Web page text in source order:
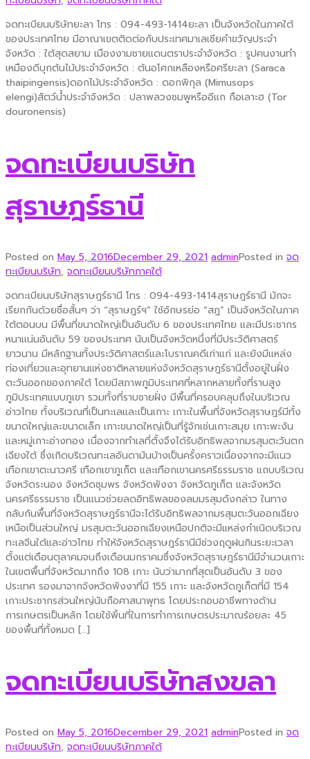
จดทะเบียนบริษัทยะลา โทร : 094-493-1414ยะลา เป็นจังหวัดในภาคใต้
ของประเทศไทย มีอาณาเขตติดต่อกับประเทศมาเลเซียคำขวัญประจำ
จังหวัด : ใต้สุดสยาม เมืองงามชายแดนตราประจำจังหวัด : รูปคนงานทำ
เหมืองดีบุกต้นไม้ประจำจังหวัด : ต้นอโศกเหลืองหรือศรียะลา (Saraca
thaipingensis)ดอกไม้ประจำจังหวัด : ดอกพิกุล (Mimusops
elengi)สัตว์น้ำประจำจังหวัด : ปลาพลวงชมพูหรืออีแก กือเลาะฮ (Tor
douronensis)
จดทะเบียนบริษัท
สุราษฎร์ธานี
Posted on May 5, 2016December 29, 2021 adminPosted in จด
ทะเบียนบริษัท, จดทะเบียนบริษัทภาคใต้
จดทะเบียนบริษัทสุราษฎร์ธานี โทร : 094-493-1414สุราษฎร์ธานี มักจะ
เรียกกันด้วยชื่อสั้นๆ ว่า “สุราษฎร์ฯ” ใช้อักษรย่อ “สฎ” เป็นจังหวัดในภาค
ใต้ตอนบน มีพื้นที่ขนาดใหญ่เป็นอันดับ 6 ของประเทศไทย และมีประชากร
หนาแน่นอันดับ 59 ของประเทศ นับเป็นจังหวัดหนึ่งที่มีประวัติศาสตร์
ยาวนาน มีหลักฐานทั้งประวัติศาสตร์และโบราณคดีเก่าแก่ และยังมีแหล่ง
ท่องเที่ยวและอุทยานแห่งชาติหลายแห่งจังหวัดสุราษฎร์ธานีตั้งอยู่ในฝั่ง
ตะวันออกของภาคใต้ โดยมีสภาพภูมิประเทศที่หลากหลายทั้งที่ราบสูง
ภูมิประเทศแบบภูเขา รวมทั้งที่ราบชายฝั่ง มีพื้นที่ครอบคลุมถึงในบริเวณ
อ่าวไทย ทั้งบริเวณที่เป็นทะเลและเป็นเกาะ เกาะในพื้นที่จังหวัดสุราษฎร์มีทั้ง
ขนาดใหญ่และขนาดเล็ก เกาะขนาดใหญ่เป็นที่รู้จักเช่นเกาะสมุย เกาะพะงัน
และหมู่เกาะอ่างทอง เนื่องจากทำเลที่ตั้งจึงได้รับอิทธิพลจากมรสุมตะวันตก
เฉียงใต้ ซึ่งเกิดบริเวณทะเลอันดามันบ้างเป็นครั้งคราวเนื่องจากจะมีแนว
เทือกเขาตะนาวศรี เทือกเขาภูเก็ต และเทือกเขานครศรีธรรมราช แถบบริเวณ
จังหวัดระนอง จังหวัดชุมพร จังหวัดพังงา จังหวัดภูเก็ต และจังหวัด
นครศรีธรรมราช เป็นแนวช่วยลดอิทธิพลของลมมรสุมดังกล่าว ในทาง
กลับกันพื้นที่จังหวัดสุราษฎร์ธานีจะได้รับอิทธิพลจากมรสุมตะวันออกเฉียง
เหนือเป็นส่วนใหญ่ มรสุมตะวันออกเฉียงเหนือปกติจะมีแหล่งกำเนิดบริเวณ
ทะเลจีนใต้และอ่าวไทย ทำให้จังหวัดสุราษฎร์ธานีมีช่วงฤดูฝนกินระยะเวลา
ตั้งแต่เดือนตุลาคมจนถึงเดือนมกราคมซึ่งจังหวัดสุราษฎร์ธานีมีจำนวนเกาะ
ในเขตพื้นที่จังหวัดมากถึง 108 เกาะ นับว่ามากที่สุดเป็นอันดับ 3 ของ
ประเทศ รองมาจากจังหวัดพังงาที่มี 155 เกาะ และจังหวัดภูเก็ตที่มี 154
เกาะประชากรส่วนใหญ่นับถือศาสนาพุทธ โดยประกอบอาชีพทางด้าน
การเกษตรเป็นหลัก โดยใช้พิ้นที่ในการทำการเกษตรประมาณร้อยละ 45
ของพื้นที่ทั้งหมด […]
จดทะเบียนบริษัทสงขลา
Posted on May 5, 2016December 29, 2021 adminPosted in จด
ทะเบียนบริษัท, จดทะเบียนบริษัทภาคใต้